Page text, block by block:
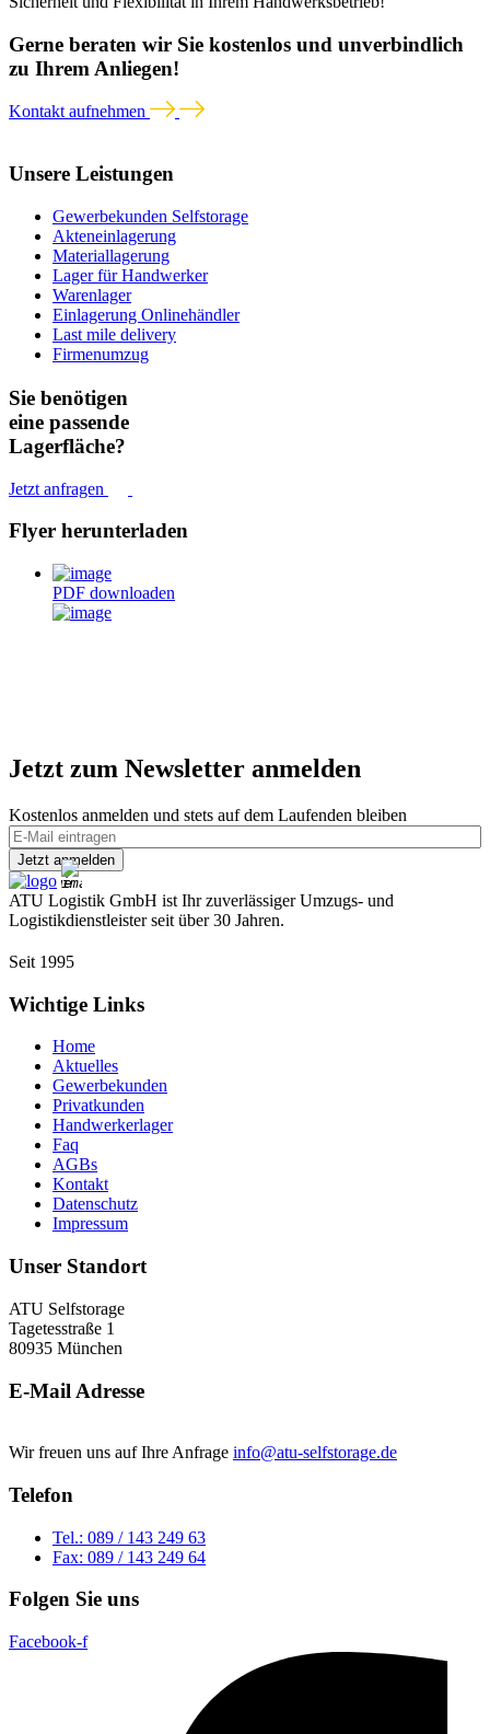
Gerne beraten wir Sie kostenlos und unverbindlich
zu Ihrem Anliegen!
Kontakt aufnehmen
Unsere Leistungen
Gewerbekunden Selfstorage
Akteneinlagerung
Materiallagerung
Lager für Handwerker
Warenlager
Einlagerung Onlinehändler
Last mile delivery
Firmenumzug
Sie benötigen
eine passende
Lagerfläche?
Jetzt anfragen
Flyer herunterladen
PDF downloaden
Jetzt zum Newsletter anmelden
Kostenlos anmelden und stets auf dem Laufenden bleiben
ATU Logistik GmbH ist Ihr zuverlässiger Umzugs- und
Logistikdienstleister seit über 30 Jahren.
Seit 1995
Wichtige Links
Home
Aktuelles
Gewerbekunden
Privatkunden
Handwerkerlager
Faq
AGBs
Kontakt
Datenschutz
Impressum
Unser Standort
ATU Selfstorage
Tagetesstraße 1
80935 München
E-Mail Adresse
Wir freuen uns auf Ihre Anfrage info@atu-selfstorage.de
Telefon
Tel.: 089 / 143 249 63
Fax: 089 / 143 249 64
Folgen Sie uns
Facebook-f